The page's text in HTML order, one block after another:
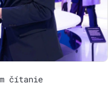
čítanie